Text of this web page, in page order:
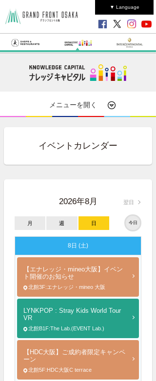
▼ Language
メニューを開く
イベントカレンダー
2026年8月 翌日
月 週 日 今日
8日 (土)
【エナレッジ・mineo大阪】イベン
ト開催のお知らせ
北館3F:エナレッジ・mineo 大阪
LYNKPOP : Stray Kids World Tour
VR
北館B1F:The Lab.(EVENT Lab.)
【HDC大阪】ご成約者限定キャンペ
ーン
北館5F:HDC大阪C terrace